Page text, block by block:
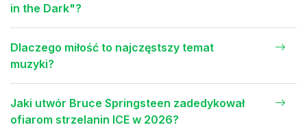
in the Dark"?
Dlaczego miłość to najczęstszy temat
muzyki?
Jaki utwór Bruce Springsteen zadedykował
ofiarom strzelanin ICE w 2026?